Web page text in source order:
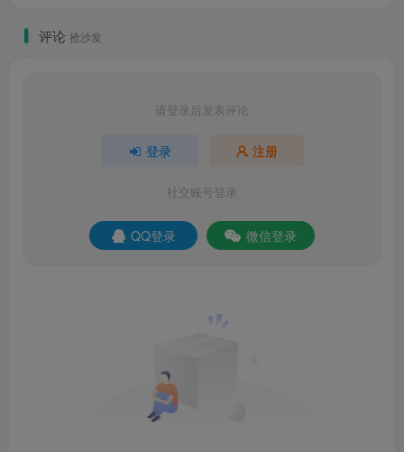
评论 抢沙发
请登录后发表评论
登录 注册
社交账号登录
QQ登录 微信登录